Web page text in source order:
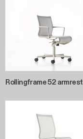
Rollingframe 52 armrest